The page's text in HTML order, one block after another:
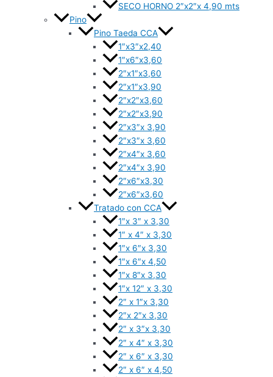
SECO HORNO 2″x2″x 4,90 mts
Pino
Pino Taeda CCA
1″x3″x2,40
1″x6″x3,60
2″x1″x3,60
2″x1″x3,90
2″x2″x3,60
2″x2″x3,90
2″x3″x 3,90
2″x3″x 3,60
2″x4″x 3,60
2″x4″x 3,90
2″x6″x3,30
2″x6″x3,60
Tratado con CCA
1″x 3″ x 3,30
1″ x 4″ x 3,30
1″x 6″x 3,30
1″x 6″x 4,50
1″x 8″x 3,30
1″x 12″ x 3,30
2″ x 1″x 3,30
2″x 2″x 3,30
2″ x 3″x 3,30
2″ x 4″ x 3,30
2″ x 6″ x 3,30
2″ x 6″ x 4,50